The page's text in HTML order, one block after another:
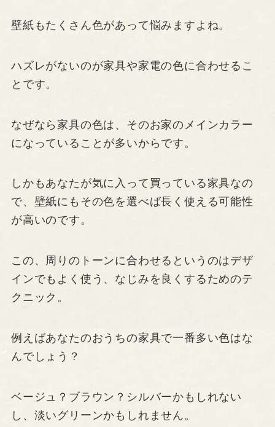
壁紙もたくさん色があって悩みますよね。
ハズレがないのが家具や家電の色に合わせるこ
とです。
なぜなら家具の色は、そのお家のメインカラー
になっていることが多いからです。
しかもあなたが気に入って買っている家具なの
で、壁紙にもその色を選べば長く使える可能性
が高いのです。
この、周りのトーンに合わせるというのはデザ
インでもよく使う、なじみを良くするためのテ
クニック。
例えばあなたのおうちの家具で一番多い色はな
んでしょう？
ベージュ？ブラウン？シルバーかもしれない
し、淡いグリーンかもしれません。